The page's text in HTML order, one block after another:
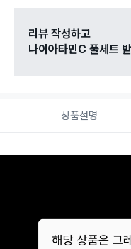
다이소X카카오페이
8월 결제 혜택 이벤트
상품설명